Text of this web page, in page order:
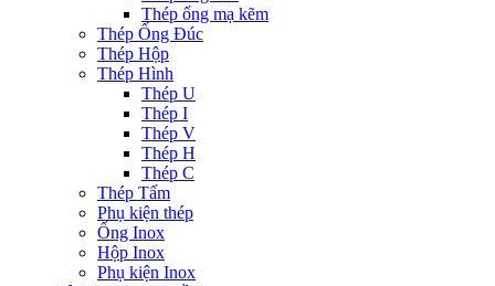
Thép ống mạ kẽm
Thép Ống Đúc
Thép Hộp
Thép Hình
Thép U
Thép I
Thép V
Thép H
Thép C
Thép Tấm
Phụ kiện thép
Ống Inox
Hộp Inox
Phụ kiện Inox